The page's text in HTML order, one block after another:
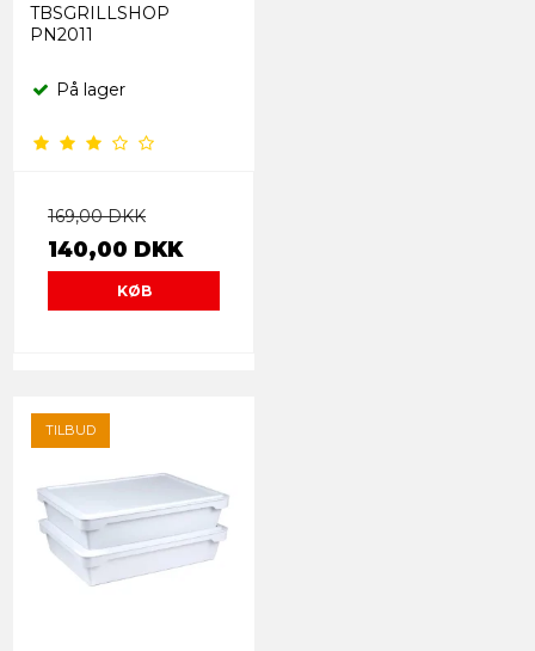
TBSGRILLSHOP
PN2011
På lager
169,00 DKK
140,00 DKK
KØB
TILBUD